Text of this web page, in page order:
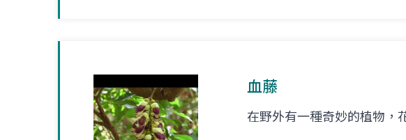
血藤
在野外有一種奇妙的植物，